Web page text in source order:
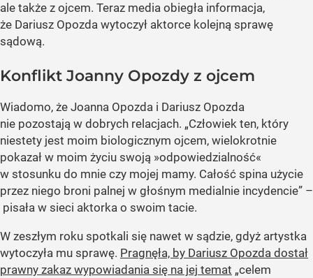
ale także z ojcem. Teraz media obiegła informacja,
że Dariusz Opozda wytoczył aktorce kolejną sprawę
sądową.
Konflikt Joanny Opozdy z ojcem
Wiadomo, że Joanna Opozda i Dariusz Opozda
nie pozostają w dobrych relacjach. „Człowiek ten, który
niestety jest moim biologicznym ojcem, wielokrotnie
pokazał w moim życiu swoją »odpowiedzialność«
w stosunku do mnie czy mojej mamy. Całość spina użycie
przez niego broni palnej w głośnym medialnie incydencie” –
pisała w sieci aktorka o swoim tacie.
W zeszłym roku spotkali się nawet w sądzie, gdyż artystka
wytoczyła mu sprawę. Pragnęła, by Dariusz Opozda dostał
prawny zakaz wypowiadania się na jej temat „celem